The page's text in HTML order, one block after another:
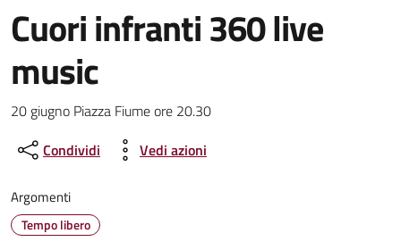
Cuori infranti 360 live
music
Dettagli della notizia
20 giugno Piazza Fiume ore 20.30
Condividi
Vedi azioni
Argomenti
Tempo libero